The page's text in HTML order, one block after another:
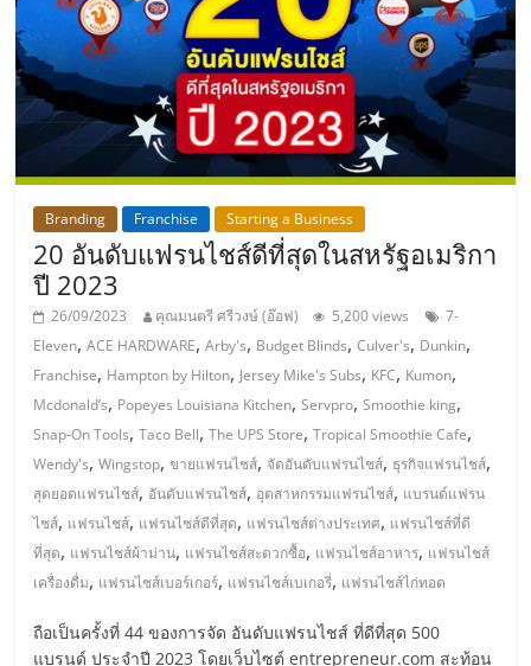
หน้า
บ้าน
ลงทุน
น้อย
คืน
ทุน
ไว,
ที่
ปรึกษา
การ
Branding Franchise Starting a Business
20 อันดับแฟรนไชส์ดีที่สุดในสหรัฐอเมริกา
ปี 2023
26/09/2023 คุณมนตรี ศรีวงษ์ (อ๊อฟ) 5,200 views
7-
Eleven,ACE HARDWARE,Arby's, Budget Blinds,Culver's, Dunkin,
Franchise, Hampton by Hilton, Jersey Mike's Subs, KFC, Kumon,
Mcdonald’s, Popeyes Louisiana Kitchen,Servpro,Smoothie king,
Snap-On Tools,Taco Bell,The UPS Store,Tropical Smoothie Cafe,
Wendy's,Wingstop,ขายแฟรนไชส์, จัดอันดับแฟรนไชส์, ธุรกิจแฟรนไชส์,
สุดยอดแฟรนไชส์, อันดับแฟรนไชส์, อุตสาหกรรมแฟรนไชส์, แบรนด์แฟรน
ไชส์, แฟรนไชส์, แฟรนไชส์ดีที่สุด, แฟรนไชส์ต่างประเทศ, แฟรนไชส์ที่ดี
ที่สุด, แฟรนไชส์ผ้าม่าน, แฟรนไชส์สะดวกซื้อ, แฟรนไชส์อาหาร, แฟรนไชส์
เครื่องดื่ม, แฟรนไชส์เบอร์เกอร์, แฟรนไชส์เบเกอรี่, แฟรนไชส์ไก่ทอด
ถือเป็นครั้งที่ 44 ของการจัด อันดับแฟรนไชส์ ที่ดีที่สุด 500
แบรนด์ ประจำปี 2023 โดยเว็บไซต์ entrepreneur.com สะท้อน